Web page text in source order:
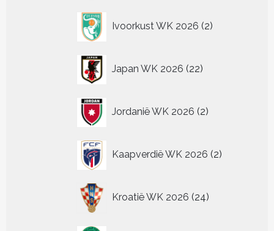
Ivoorkust WK 2026 2
producten
Japan WK 2026 22
producten
Jordanië WK 2026 2
producten
Kaapverdië WK 2026 2
producten
Kroatië WK 2026 24
producten